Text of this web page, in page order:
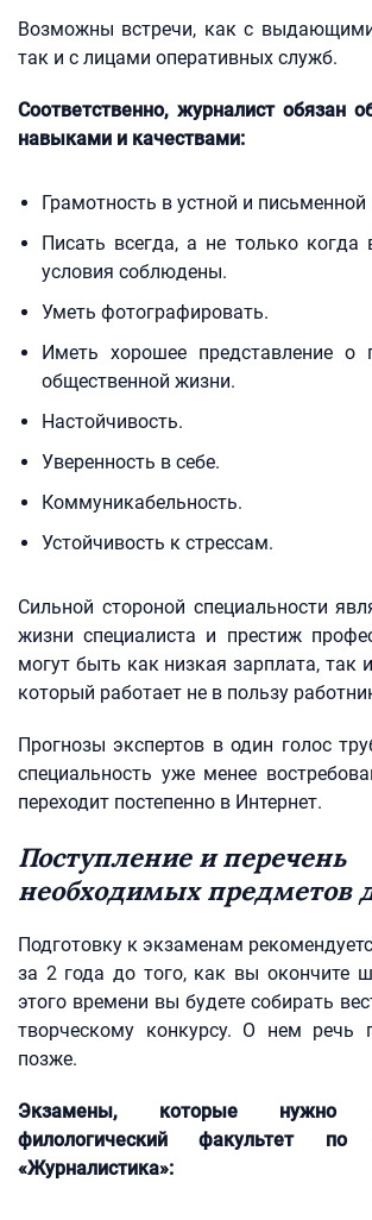
Возможны встречи, как с
так и с лицами оперативных служб.
Соответственно, журналист обязан
навыками и качествами:
Грамотность в устной и письменной
Писать всегда, а не только когда
условия соблюдены.
Уметь фотографировать.
Иметь хорошее представление о
общественной жизни.
Настойчивость.
Уверенность в себе.
Коммуникабельность.
Устойчивость к стрессам.
Сильной стороной специальности
жизни специалиста и престиж
могут быть как низкая зарплата, так
который работает не в пользу
Прогнозы экспертов в один голос
специальность уже менее
переходит постепенно в Интернет.
Поступление и перечень
необходимых предметов
Подготовку к экзаменам
за 2 года до того, как вы окончите
этого времени вы будете собирать
творческому конкурсу. О нем речь
позже.
Экзамены, которые нужно
филологический факультет по
«Журналистика»: